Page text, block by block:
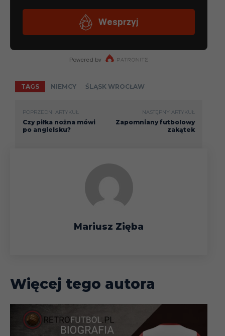
TAGS NIEMCY ŚLĄSK WROCŁAW
POPRZEDNI ARTYKUŁ
Czy piłka nożna mówi
po angielsku?
NASTĘPNY ARTYKUŁ
Zapomniany futbolowy
zakątek
Mariusz Zięba
Więcej tego autora